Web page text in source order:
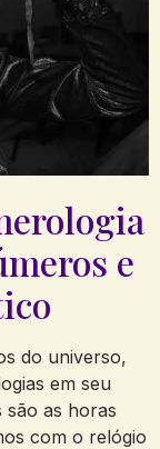
e
do universo,
em seu
são as horas
com o relógio